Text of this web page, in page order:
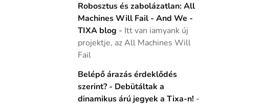
Robosztus és zabolázatlan: All
Machines Will Fail - And We -
TIXA blog - Itt van iamyank új
projektje, az All Machines Will
Fail
Belépő árazás érdeklődés
szerint? - Debütáltak a
dinamikus árú jegyek a Tixa-n! -